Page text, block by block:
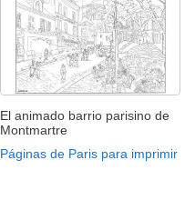
El animado barrio parisino de
Montmartre
Páginas de Paris para imprimir